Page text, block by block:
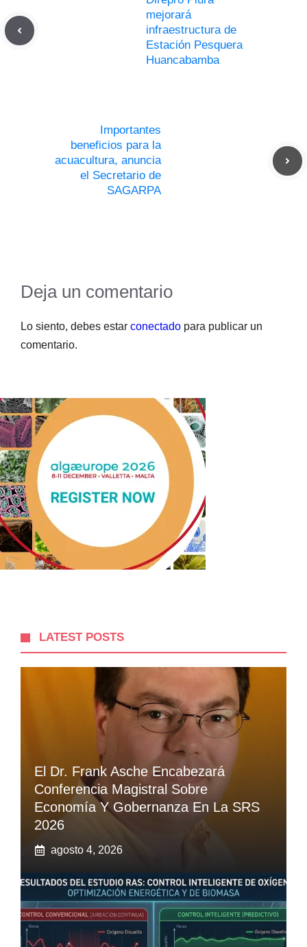
mejorará
infraestructura de
Estación Pesquera
Huancabamba
Importantes
beneficios para la
acuacultura, anuncia
el Secretario de
SAGARPA
Deja un comentario
Lo siento, debes estar conectado para publicar un
comentario.
LATEST POSTS
El Dr. Frank Asche Encabezará
Conferencia Magistral Sobre
Economía Y Gobernanza En La SRS
2026
agosto 4, 2026